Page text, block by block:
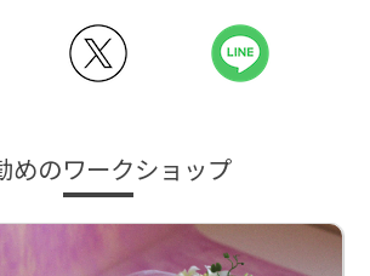
めのワークショップ